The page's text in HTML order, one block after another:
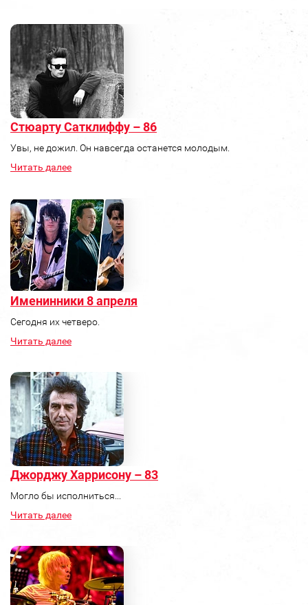
Стюарту Сатклиффу – 86
Увы, не дожил. Он навсегда останется молодым.
Читать далее
Именинники 8 апреля
Сегодня их четверо.
Читать далее
Джорджу Харрисону – 83
Могло бы исполниться...
Читать далее